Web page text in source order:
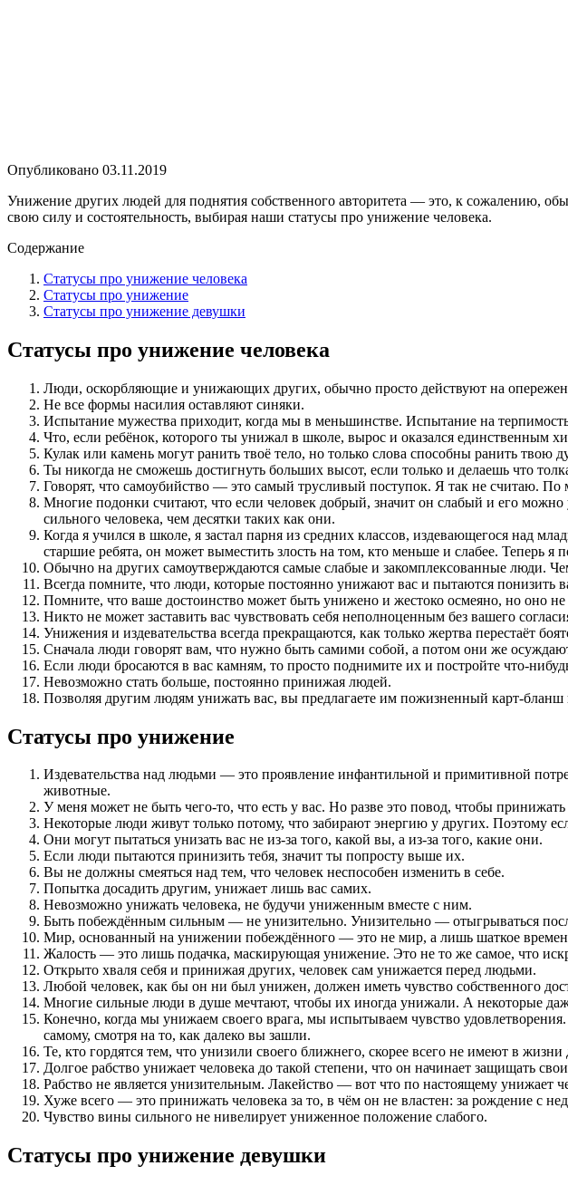
Опубликовано 03.11.2019
Унижение других людей для поднятия собственного авторитета — это, к сожалению,
свою силу и состоятельность, выбирая наши статусы про унижение человека.
Содержание
Статусы про унижение человека
Статусы про унижение
Статусы про унижение девушки
Статусы про унижение человека
Люди, оскорбляющие и унижающих других, обычно просто действуют на
Не все формы насилия оставляют синяки.
Испытание мужества приходит, когда мы в меньшинстве. Испытание на
Что, если ребёнок, которого ты унижал в школе, вырос и оказался единственным
Кулак или камень могут ранить твоё тело, но только слова способны ранить твою
Ты никогда не сможешь достигнуть больших высот, если только и делаешь что
Говорят, что самоубийство — это самый трусливый поступок. Я так не считаю.
Многие подонки считают, что если человек добрый, значит он слабый и его
сильного человека, чем десятки таких как они.
Когда я учился в школе, я застал парня из средних классов, издевающегося над
старшие ребята, он может выместить злость на том, кто меньше и слабее. Теперь я
Обычно на других самоутверждаются самые слабые и закомплексованные люди.
Всегда помните, что люди, которые постоянно унижают вас и пытаются понизить
Помните, что ваше достоинство может быть унижено и жестоко осмеяно, но оно
Никто не может заставить вас чувствовать себя неполноценным без вашего
Унижения и издевательства всегда прекращаются, как только жертва перестаёт
Сначала люди говорят вам, что нужно быть самими собой, а потом они же
Если люди бросаются в вас камням, то просто поднимите их и постройте что-
Невозможно стать больше, постоянно принижая людей.
Позволяя другим людям унижать вас, вы предлагаете им пожизненный карт-бланш
Статусы про унижение
Издевательства над людьми — это проявление инфантильной и примитивной
животные.
У меня может не быть чего-то, что есть у вас. Но разве это повод, чтобы
Некоторые люди живут только потому, что забирают энергию у других. Поэтому
Они могут пытаться унизать вас не из-за того, какой вы, а из-за того, какие они.
Если люди пытаются принизить тебя, значит ты попросту выше их.
Вы не должны смеяться над тем, что человек неспособен изменить в себе.
Попытка досадить другим, унижает лишь вас самих.
Невозможно унижать человека, не будучи униженным вместе с ним.
Быть побеждённым сильным — не унизительно. Унизительно — отыгрываться
Мир, основанный на унижении побеждённого — это не мир, а лишь шаткое
Жалость — это лишь подачка, маскирующая унижение. Это не то же самое, что
Открыто хваля себя и принижая других, человек сам унижается перед людьми.
Любой человек, как бы он ни был унижен, должен иметь чувство собственного
Многие сильные люди в душе мечтают, чтобы их иногда унижали. А некоторые
Конечно, когда мы унижаем своего врага, мы испытываем чувство
самому, смотря на то, как далеко вы зашли.
Те, кто гордятся тем, что унизили своего ближнего, скорее всего не имеют в
Долгое рабство унижает человека до такой степени, что он начинает защищать
Рабство не является унизительным. Лакейство — вот что по настоящему унижает
Хуже всего — это принижать человека за то, в чём он не властен: за рождение с
Чувство вины сильного не нивелирует униженное положение слабого.
Статусы про унижение девушки